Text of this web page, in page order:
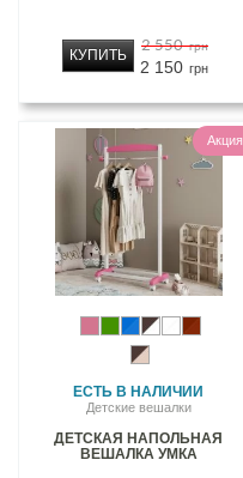
2 550 грн
2 150 грн
КУПИТЬ
Акция
ЕСТЬ В НАЛИЧИИ
Детские вешалки
ДЕТСКАЯ НАПОЛЬНАЯ
ВЕШАЛКА УМКА